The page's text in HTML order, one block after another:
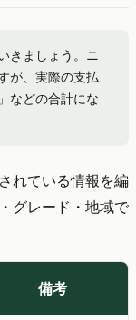
きましょう。ニ
が、実際の支払
などの合計にな
れている情報を編
グレード・地域で
備考